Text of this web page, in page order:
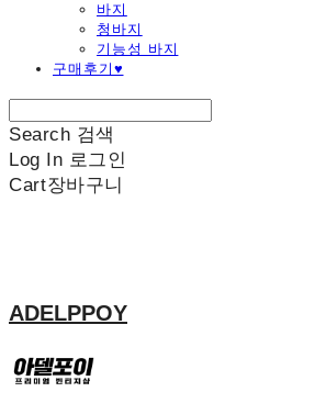
바지
청바지
기능성 바지
구매후기♥
Search 검색
Log In 로그인
Cart장바구니
ADELPPOY